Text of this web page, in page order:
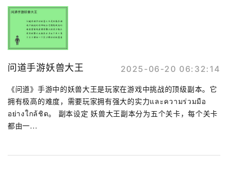
问道手游妖兽大王 2025-06-20 06:32:14
《问道》手游中的妖兽大王是玩家在游戏中挑战的顶级副本。它
拥有极高的难度，需要玩家拥有强大的实力และความร่วมมือ
อย่างใกล้ชิด。 副本设定 妖兽大王副本分为五个关卡，每个关卡
都由一...